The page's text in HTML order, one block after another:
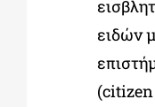
ειδών
(citizen